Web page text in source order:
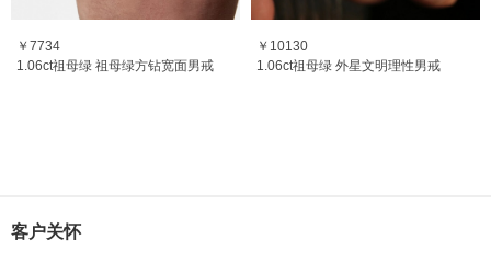
￥7734
1.06ct祖母绿 祖母绿方钻宽面男戒
￥10130
1.06ct祖母绿 外星文明理性男戒
客户关怀